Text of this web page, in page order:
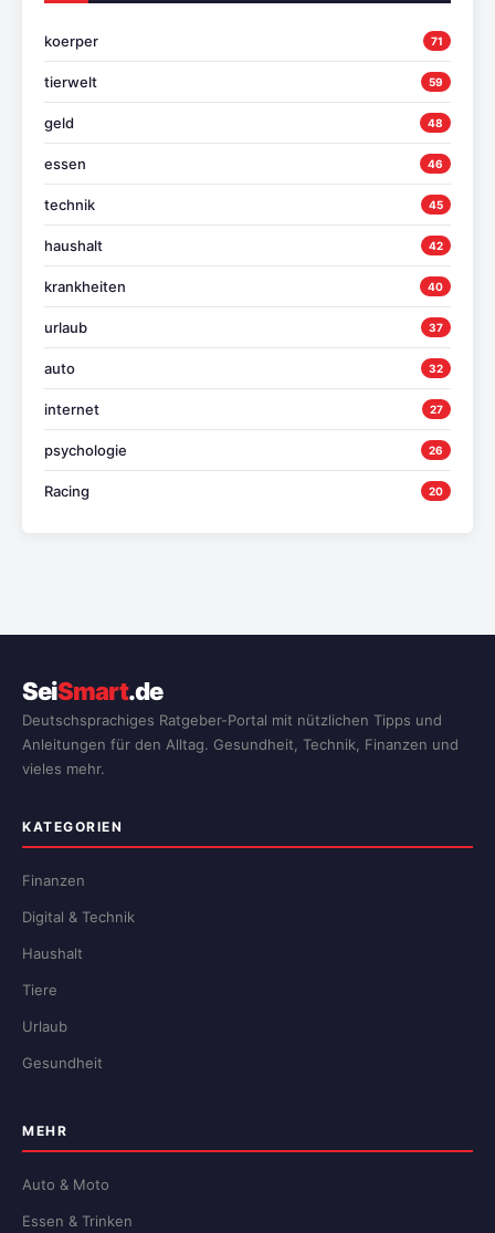
koerper 71
tierwelt 59
geld 48
essen 46
technik 45
haushalt 42
krankheiten 40
urlaub 37
auto 32
internet 27
psychologie 26
Racing 20
SeiSmart.de
Deutschsprachiges Ratgeber-Portal mit nützlichen Tipps und
Anleitungen für den Alltag. Gesundheit, Technik, Finanzen und
vieles mehr.
KATEGORIEN
Finanzen
Digital & Technik
Haushalt
Tiere
Urlaub
Gesundheit
MEHR
Auto & Moto
Essen & Trinken